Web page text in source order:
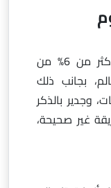
تمتلك المملكة العربية السعودية أكثر من 6% من
بجانب ذلك
وجدير بالذكر
3%–5% وبطريقة غير صحيحة،